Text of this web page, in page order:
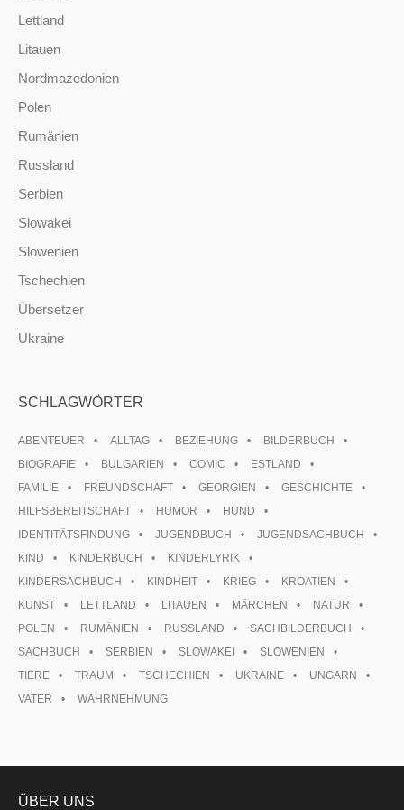
Lettland
Litauen
Nordmazedonien
Polen
Rumänien
Russland
Serbien
Slowakei
Slowenien
Tschechien
Übersetzer
Ukraine
SCHLAGWÖRTER
ABENTEUER ALLTAG BEZIEHUNG
BILDERBUCH
BIOGRAFIE
BULGARIEN COMIC
ESTLAND
FAMILIE
FREUNDSCHAFT GEORGIEN
GESCHICHTE
HILFSBEREITSCHAFT
HUMOR
HUND
IDENTITÄTSFINDUNG
JUGENDBUCH
JUGENDSACHBUCH
KIND
KINDERBUCH
KINDERLYRIK
KINDERSACHBUCH
KINDHEIT KRIEG
KROATIEN
KUNST
LETTLAND LITAUEN MÄRCHEN
NATUR
POLEN
RUMÄNIEN RUSSLAND
SACHBILDERBUCH
SACHBUCH
SERBIEN SLOWAKEI
SLOWENIEN
TIERE
TRAUM TSCHECHIEN UKRAINE
UNGARN
VATER
WAHRNEHMUNG
ÜBER UNS